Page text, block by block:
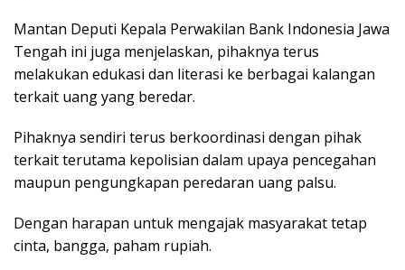
Mantan Deputi Kepala Perwakilan Bank Indonesia Jawa
Tengah ini juga menjelaskan, pihaknya terus
melakukan edukasi dan literasi ke berbagai kalangan
terkait uang yang beredar.
Pihaknya sendiri terus berkoordinasi dengan pihak
terkait terutama kepolisian dalam upaya pencegahan
maupun pengungkapan peredaran uang palsu.
Dengan harapan untuk mengajak masyarakat tetap
cinta, bangga, paham rupiah.